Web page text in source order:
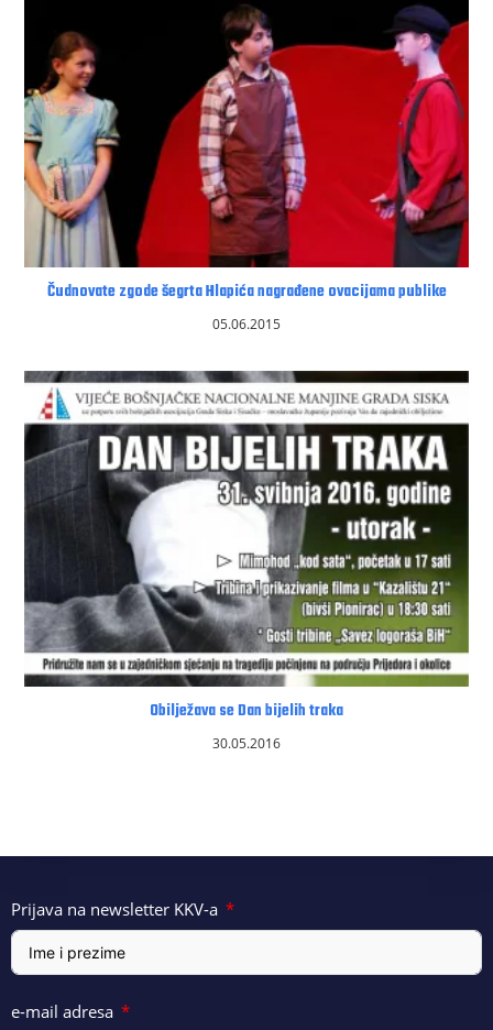
Čudnovate zgode šegrta Hlapića nagrađene ovacijama publike
05.06.2015
Obilježava se Dan bijelih traka
30.05.2016
Prijava na newsletter KKV-a
e-mail adresa